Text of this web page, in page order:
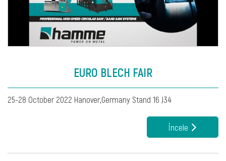
EURO BLECH FAIR
25-28 October 2022 Hanover,Germany Stand 16 J34
İncele